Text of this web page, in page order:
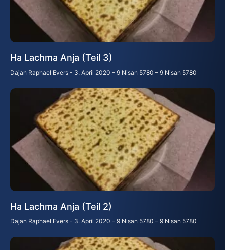
Ha Lachma Anja (Teil 3)
Dajan Raphael Evers 3. April 2020 – 9 Nisan 5780 – 9 Nisan 5780
Ha Lachma Anja (Teil 2)
Dajan Raphael Evers 3. April 2020 – 9 Nisan 5780 – 9 Nisan 5780